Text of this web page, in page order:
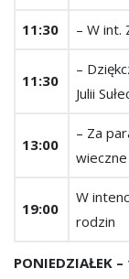
11:30 – W int.
11:30
–
Julii
13:00
– Za
wieczne
19:00
W
rodzin
PONIEDZIAŁEK